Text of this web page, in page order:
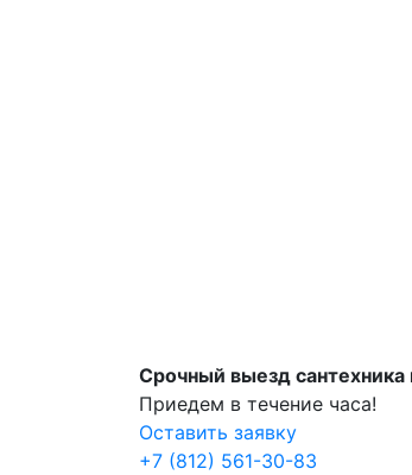
Срочный выезд сантехника
Приедем в течение часа!
Оставить заявку
+7 (812) 561-30-83